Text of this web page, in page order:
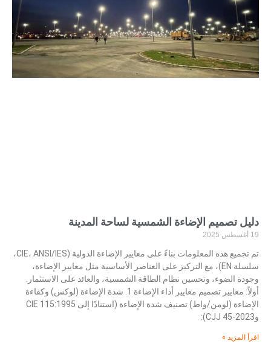
دليل تصميم الإضاءة الشمسية لساحة المدينة
19 أغسطس 2025
تم تجميع هذه المعلومات بناءً على معايير الإضاءة الدولية (CIE، ANSI/IES،
سلسلة EN)، مع التركيز على العناصر الأساسية مثل معايير الإضاءة،
وجودة الضوء، وتحسين نظام الطاقة الشمسية، والعائد على الاستثمار.
أولاً: معايير تصميم معايير أداء الإضاءة 1. شدة الإضاءة (لوكس) وكفاءة
الإضاءة (لومن/واط) تصنيف شدة الإضاءة (استنادًا إلى CIE 115:1995
وCJJ 45-2023):
اقرأ المزيد »